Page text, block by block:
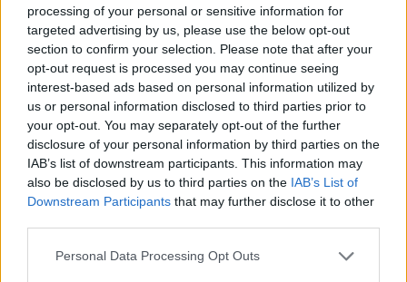
processing of your personal or sensitive information for
targeted advertising by us, please use the below opt-out
section to confirm your selection. Please note that after your
opt-out request is processed you may continue seeing
interest-based ads based on personal information utilized by
us or personal information disclosed to third parties prior to
your opt-out. You may separately opt-out of the further
disclosure of your personal information by third parties on the
IAB’s list of downstream participants. This information may
also be disclosed by us to third parties on the IAB’s List of
Downstream Participants that may further disclose it to other
Personal Data Processing Opt Outs
25 Gennaio 2025 alle ore 16:06
·Ti stimo·Rispondi
TrafficantiDiIronia livello 12
25 Gennaio 2025- 7.427 visualizzazioni
🤣🤣🤣devi impazzire pezzente🤣🤣🤣
Buongiorno 🌍☁️